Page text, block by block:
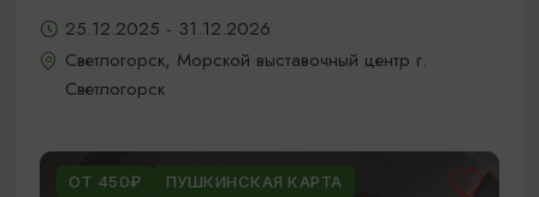
25.12.2025 - 31.12.2026
Светлогорск, Морской выставочный центр г.
Светлогорск
ОТ 450₽ ПУШКИНСКАЯ КАРТА